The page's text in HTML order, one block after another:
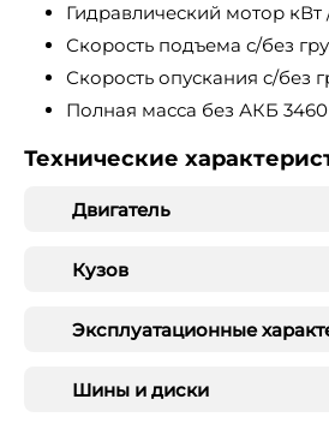
Гидравлический мотор кВт
Скорость подъема с/без
Скорость опускания c/без
Полная масса без АКБ 3460
Технические
Двигатель
Кузов
Эксплуатационные
Шины и диски